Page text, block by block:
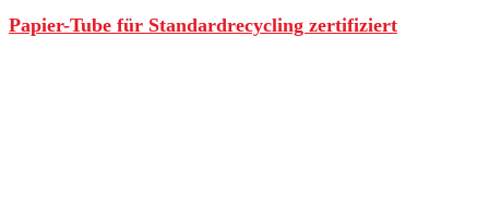
Papier-Tube für Standardrecycling zertifiziert